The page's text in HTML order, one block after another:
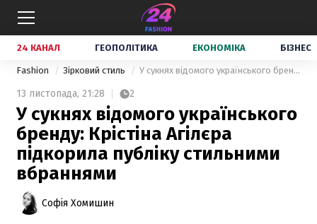
24 КАНАЛ ГЕОПОЛІТИКА ЕКОНОМІКА БІЗНЕС
Fashion Зірковий стиль У сукнях відомого українського бренду: Крістіна Агілєра підкорила публіку стильними вбраннями
13 листопада, 21:28 2
У сукнях відомого українського
бренду: Крістіна Агілєра
підкорила публіку стильними
вбраннями
Софія Хомишин